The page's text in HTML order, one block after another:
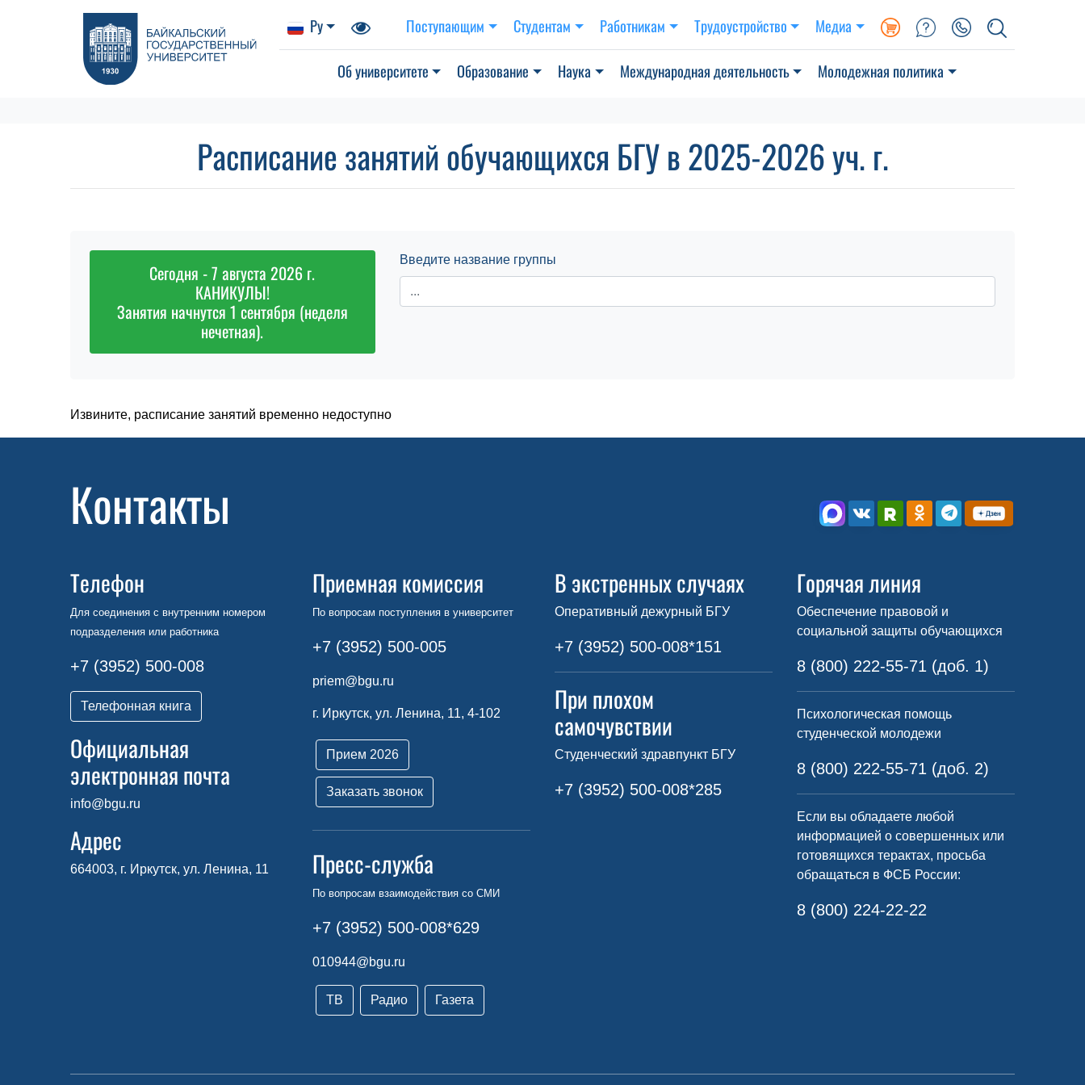
Ру Поступающим Студентам Работникам Трудоустройство Медиа
Об университете Образование Наука Международная деятельность Молодежная политика
Расписание занятий обучающихся БГУ в 2025-2026 уч. г.
Сегодня - 7 августа 2026 г.
КАНИКУЛЫ!
Занятия начнутся 1 сентября (неделя
нечетная).
Введите название группы
Извините, расписание занятий временно недоступно
Контакты
Телефон
Для соединения с внутренним номером
подразделения или работника
+7 (3952) 500-008
Телефонная книга
Официальная
электронная почта
info@bgu.ru
Адрес
664003, г. Иркутск, ул. Ленина, 11
Приемная комиссия
По вопросам поступления в университет
+7 (3952) 500-005
priem@bgu.ru
г. Иркутск, ул. Ленина, 11, 4-102
Прием 2026
Заказать звонок
Пресс-служба
По вопросам взаимодействия со СМИ
+7 (3952) 500-008*629
010944@bgu.ru
ТВ Радио Газета
В экстренных случаях
Оперативный дежурный БГУ
+7 (3952) 500-008*151
При плохом
самочувствии
Студенческий здравпункт БГУ
+7 (3952) 500-008*285
Горячая линия
Обеспечение правовой и
социальной защиты обучающихся
8 (800) 222-55-71 (доб. 1)
Психологическая помощь
студенческой молодежи
8 (800) 222-55-71 (доб. 2)
Если вы обладаете любой
информацией о совершенных или
готовящихся терактах, просьба
обращаться в ФСБ России:
8 (800) 224-22-22